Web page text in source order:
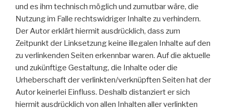
und es ihm technisch möglich und zumutbar wäre, die
Nutzung im Falle rechtswidriger Inhalte zu verhindern.
Der Autor erklärt hiermit ausdrücklich, dass zum
Zeitpunkt der Linksetzung keine illegalen Inhalte auf den
zu verlinkenden Seiten erkennbar waren. Auf die aktuelle
und zukünftige Gestaltung, die Inhalte oder die
Urheberschaft der verlinkten/verknüpften Seiten hat der
Autor keinerlei Einfluss. Deshalb distanziert er sich
hiermit ausdrücklich von allen Inhalten aller verlinkten